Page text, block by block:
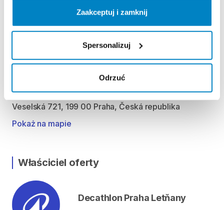
Zaakceptuj i zamknij
Spersonalizuj
Odrzuć
Pro vypůjčení produktu není vyžadována vratná či
jiná záloha. Za vypůjčení zaplatíte předem online
Veselská 721, 199 00 Praha, Česká republika
Pokaż na mapie
Właściciel oferty
Decathlon Praha Letňany